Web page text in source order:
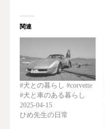
関連
#犬との暮らし #corvette
#犬と車のある暮らし
2025-04-15
ひめ先生の日常